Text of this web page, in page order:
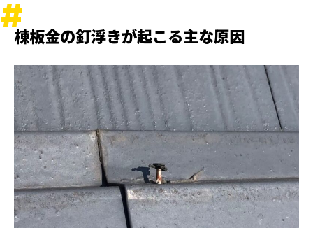
棟板金の釘浮きが起こる主な原因